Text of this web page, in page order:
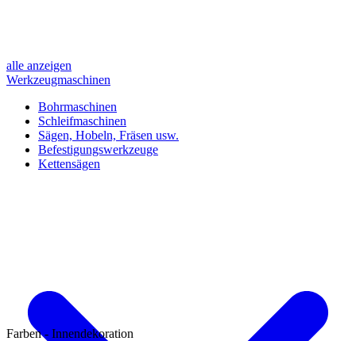
alle anzeigen
Werkzeugmaschinen
Bohrmaschinen
Schleifmaschinen
Sägen, Hobeln, Fräsen usw.
Befestigungswerkzeuge
Kettensägen
Farben - Innendekoration